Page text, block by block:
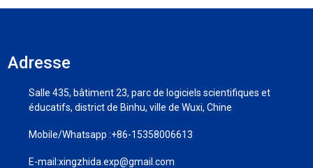
Adresse
Salle 435, bâtiment 23, parc de logiciels scientifiques et
éducatifs, district de Binhu, ville de Wuxi, Chine
Mobile/Whatsapp :+86-15358006613
E-mail:xingzhida.exp@gmail.com